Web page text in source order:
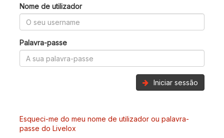
Nome de utilizador
Palavra-passe
Iniciar sessão
Esqueci-me do meu nome de utilizador ou palavra-
passe do Livelox